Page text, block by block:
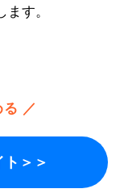
す。
／
＞＞